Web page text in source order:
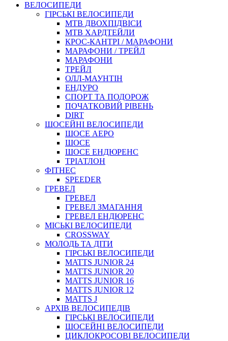
ВЕЛОСИПЕДИ
ГІРСЬКІ ВЕЛОСИПЕДИ
MTB ДВОХПIДВIСИ
MTB ХАРДТЕЙЛИ
КРОС-КАНТРI / МАРАФОНИ
МАРАФОНИ / ТРЕЙЛ
МАРАФОНИ
ТРЕЙЛ
ОЛЛ-МАУНТIН
ЕНДУРО
СПОРТ ТА ПОДОРОЖ
ПОЧАТКОВИЙ РIВЕНЬ
DIRT
ШОСЕЙНІ ВЕЛОСИПЕДИ
ШОСЕ АЕРО
ШОСЕ
ШОСЕ ЕНДЮРЕНС
ТРІАТЛОН
ФІТНЕС
SPEEDER
ГРЕВЕЛ
ГРЕВЕЛ
ГРЕВЕЛ ЗМАГАННЯ
ГРЕВЕЛ ЕНДЮРЕНС
МІСЬКІ ВЕЛОСИПЕДИ
CROSSWAY
МОЛОДЬ ТА ДІТИ
ГIРСЬКI ВЕЛОСИПЕДИ
MATTS JUNIOR 24
MATTS JUNIOR 20
MATTS JUNIOR 16
MATTS JUNIOR 12
MATTS J
АРХIВ ВЕЛОСИПЕДIВ
ГІРСЬКІ ВЕЛОСИПЕДИ
ШОСЕЙНІ ВЕЛОСИПЕДИ
ЦИКЛОКРОСОВІ ВЕЛОСИПЕДИ